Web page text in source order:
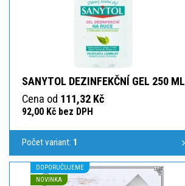
SANYTOL DEZINFEKČNÍ GEL 250 ML
Cena od 111,32 Kč
92,00 Kč bez DPH
Počet variant: 1
DOPORUČUJEME
NOVINKA